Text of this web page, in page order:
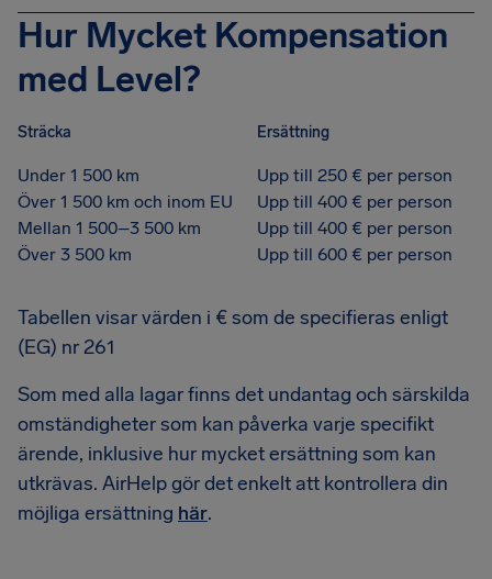
Hur Mycket Kompensation
med Level?
Sträcka Ersättning
Under 1 500 km
Upp till 250 € per person
Över 1 500 km och inom EU
Upp till 400 € per person
Mellan 1 500–3 500 km
Upp till 400 € per person
Över 3 500 km
Upp till 600 € per person
Tabellen visar värden i € som de specifieras enligt
(EG) nr 261
Som med alla lagar finns det undantag och särskilda
omständigheter som kan påverka varje specifikt
ärende, inklusive hur mycket ersättning som kan
utkrävas. AirHelp gör det enkelt att kontrollera din
möjliga ersättning här.